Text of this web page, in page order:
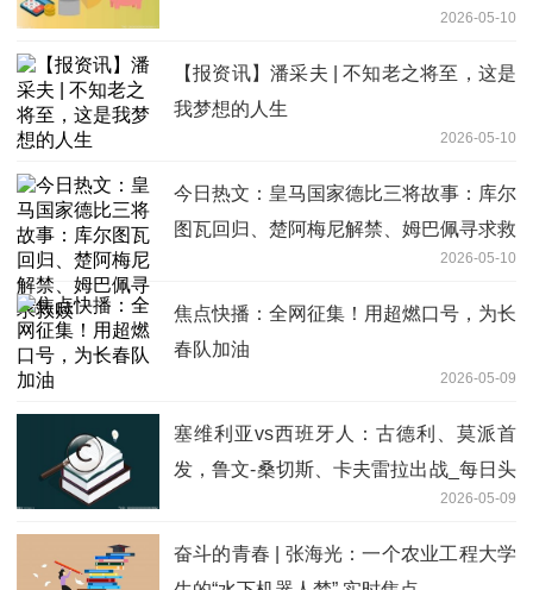
2026-05-10
【报资讯】潘采夫 | 不知老之将至，这是
我梦想的人生
2026-05-10
今日热文：皇马国家德比三将故事：库尔
图瓦回归、楚阿梅尼解禁、姆巴佩寻求救
2026-05-10
焦点快播：全网征集！用超燃口号，为长
春队加油
2026-05-09
塞维利亚vs西班牙人：古德利、莫派首
发，鲁文-桑切斯、卡夫雷拉出战_每日头
2026-05-09
奋斗的青春 | 张海光：一个农业工程大学